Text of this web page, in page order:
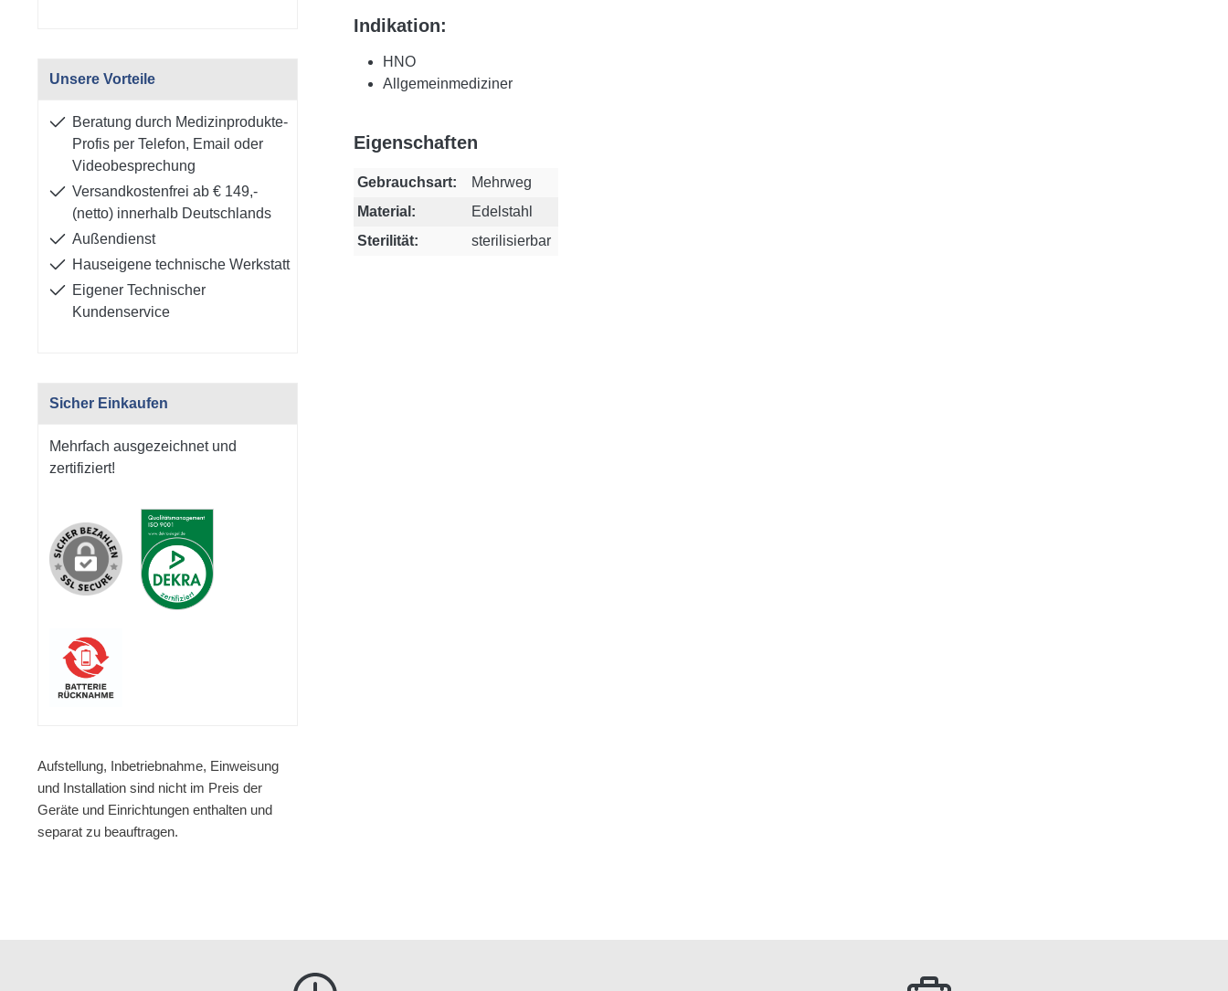
Unsere Vorteile
Beratung durch Medizinprodukte-
Profis per Telefon, Email oder
Videobesprechung
Versandkostenfrei ab € 149,-
(netto) innerhalb Deutschlands
Außendienst
Hauseigene technische Werkstatt
Eigener Technischer
Kundenservice
Sicher Einkaufen
Mehrfach ausgezeichnet und
zertifiziert!
Aufstellung, Inbetriebnahme, Einweisung
und Installation sind nicht im Preis der
Geräte und Einrichtungen enthalten und
separat zu beauftragen.
Indikation:
HNO
Allgemeinmediziner
Eigenschaften
Gebrauchsart:
Mehrweg
Material:
Edelstahl
Sterilität:
sterilisierbar